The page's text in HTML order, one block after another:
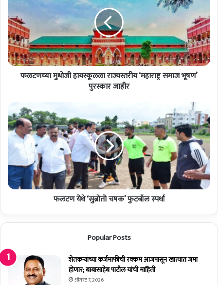
ण
च्या
मु
धो
जी
हा
ला
रा
ज्य
स्त
री
‘
म
हा
स
भू
ष
ण
फलटणच्या मुधोजी हायस्कूलला राज्यस्तरीय ‘महाराष्ट्र समाज भूषण’
पुरस्कार जाहीर
फ
ल
ट
ण
ये
‘
सु
ब्रो
फु
ट
फलटण येथे ‘सुब्रोतो चषक’ फुटबॉल स्पर्धा
Popular Posts
शेतकर्‍यांच्या कर्जमाफीची रक्कम आजपासून खात्यात जमा
होणार; बाबासाहेब पाटील यांची माहिती
ऑगस्ट 7, 2026